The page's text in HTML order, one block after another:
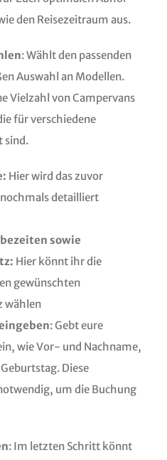
den Reisezeitraum aus.
: Wählt den passenden
Auswahl an Modellen.
Vielzahl von Campervans
für verschiedene
sind.
Hier wird das zuvor
detailliert
sowie
Hier könnt ihr die
gewünschten
wählen
: Gebt eure
wie Vor- und Nachname,
Diese
um die Buchung
: Im letzten Schritt könnt